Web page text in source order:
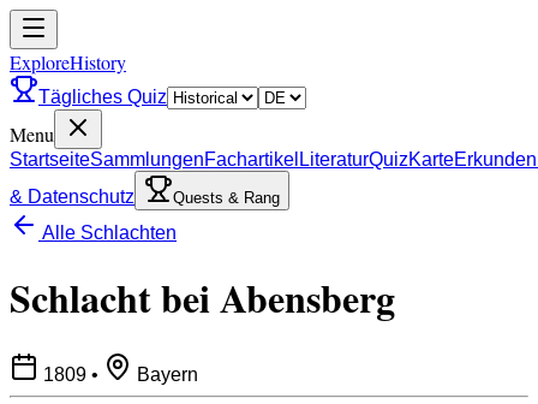
ExploreHistory
Tägliches Quiz
Menu
StartseiteSammlungenFachartikel LiteraturQuizKarteErkunden
& Datenschutz
Quests & Rang
Alle Schlachten
Schlacht bei Abensberg
1809 • Bayern